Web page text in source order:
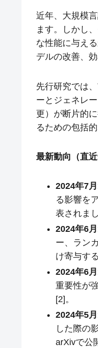
近年、大規模
ます。しかし
な性能に与え
デルの改善、
先行研究では
ーとジェネレ
更）が断片的
るための包括
最新動向（直近
2024年7月
る影響を
表されま
2024年6
ー、ラン
け寄与す
2024年6月
重要性が
[2]。
2024年5
した際の
arXivで公